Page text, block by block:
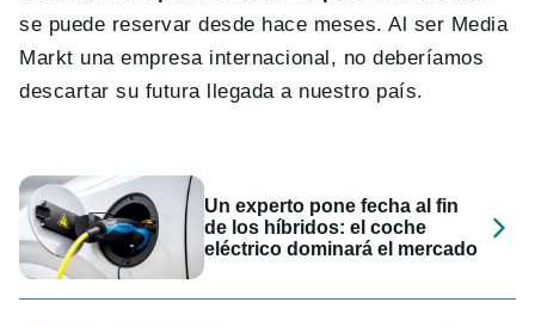
se puede reservar desde hace meses. Al ser Media
Markt una empresa internacional, no deberíamos
descartar su futura llegada a nuestro país.
Un experto pone fecha al fin
de los híbridos: el coche
eléctrico dominará el mercado